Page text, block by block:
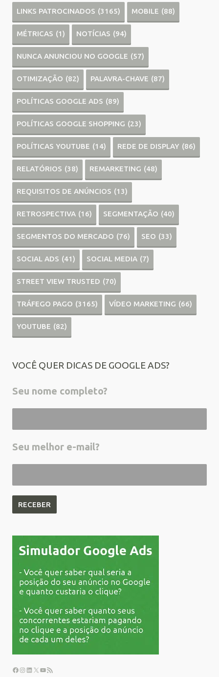
LINKS PATROCINADOS (3165) MOBILE (88)
MÉTRICAS (1) NOTÍCIAS (94)
NUNCA ANUNCIOU NO GOOGLE (57)
OTIMIZAÇÃO (82) PALAVRA-CHAVE (87)
POLÍTICAS GOOGLE ADS (89)
POLÍTICAS GOOGLE SHOPPING (23)
POLÍTICAS YOUTUBE (14) REDE DE DISPLAY (86)
RELATÓRIOS (38) REMARKETING (48)
REQUISITOS DE ANÚNCIOS (13)
RETROSPECTIVA (16) SEGMENTAÇÃO (40)
SEGMENTOS DO MERCADO (76) SEO (33)
SOCIAL ADS (41) SOCIAL MEDIA (7)
STREET VIEW TRUSTED (70)
TRÁFEGO PAGO (3165) VÍDEO MARKETING (66)
YOUTUBE (82)
VOCÊ QUER DICAS DE GOOGLE ADS?
Seu nome completo?
Seu melhor e-mail?